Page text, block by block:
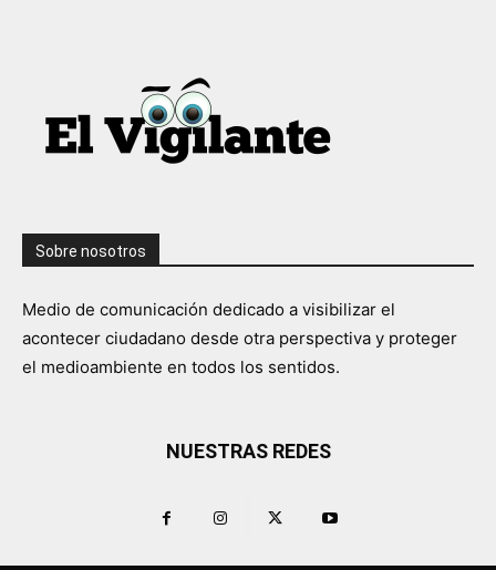
Sobre nosotros
Medio de comunicación dedicado a visibilizar el
acontecer ciudadano desde otra perspectiva y proteger
el medioambiente en todos los sentidos.
NUESTRAS REDES